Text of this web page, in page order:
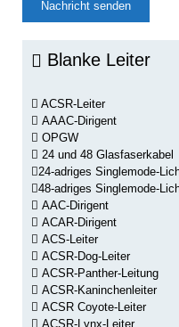
Blanke Leiter
ACSR-Leiter
AAAC-Dirigent
OPGW
24 und 48 Glasfaserkabel
24-adriges Singlemode-
48-adriges Singlemode-
AAC-Dirigent
ACAR-Dirigent
ACS-Leiter
ACSR-Dog-Leiter
ACSR-Panther-Leitung
ACSR-Kaninchenleiter
ACSR Coyote-Leiter
ACSR-Lynx-Leiter